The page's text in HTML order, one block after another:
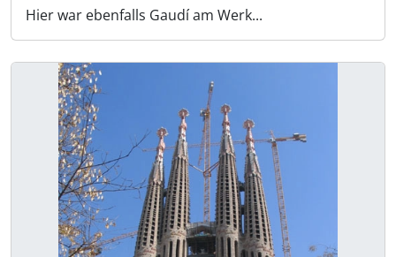
Hier war ebenfalls Gaudí am Werk...